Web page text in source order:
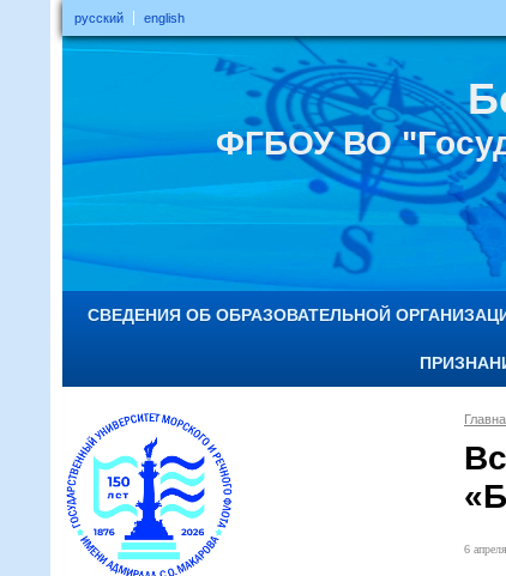
русский english
ФГБОУ ВО
СВЕДЕНИЯ ОБ ОБРАЗОВАТЕЛЬНОЙ
6